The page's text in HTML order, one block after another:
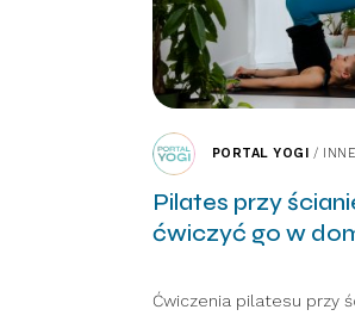
PORTAL YOGI / INNE
Pilates przy
ćwiczyć go w
Ćwiczenia pilatesu przy